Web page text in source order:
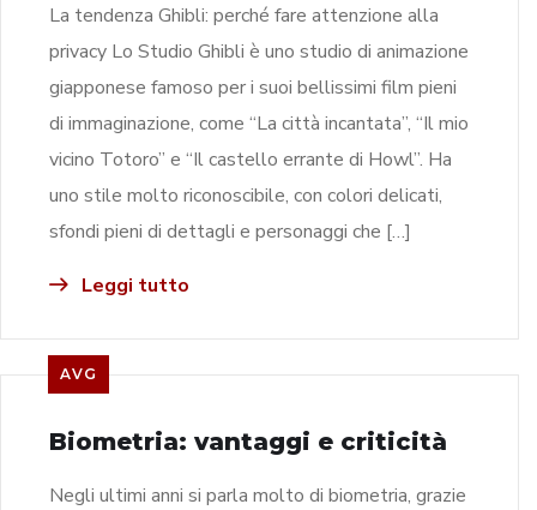
La tendenza Ghibli: perché fare attenzione alla
privacy Lo Studio Ghibli è uno studio di animazione
giapponese famoso per i suoi bellissimi film pieni
di immaginazione, come “La città incantata”, “Il mio
vicino Totoro” e “Il castello errante di Howl”. Ha
uno stile molto riconoscibile, con colori delicati,
sfondi pieni di dettagli e personaggi che […]
Leggi tutto
AVG
Biometria: vantaggi e criticità
Negli ultimi anni si parla molto di biometria, grazie